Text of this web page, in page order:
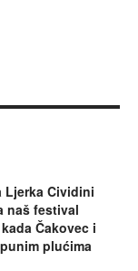
Ljerka Cividini
naš festival
Čakovec i
plućima